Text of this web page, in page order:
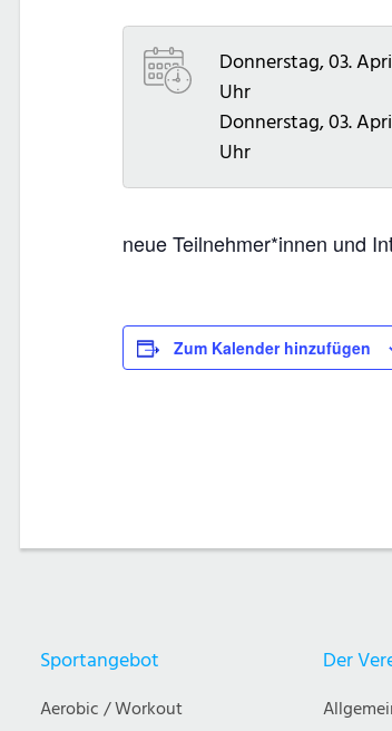
Donnerstag, 03.
Uhr
Donnerstag, 03.
Uhr
neue Teilnehmer*innen und
Zum Kalender hinzufügen
Sportangebot
Aerobic / Workout
Der